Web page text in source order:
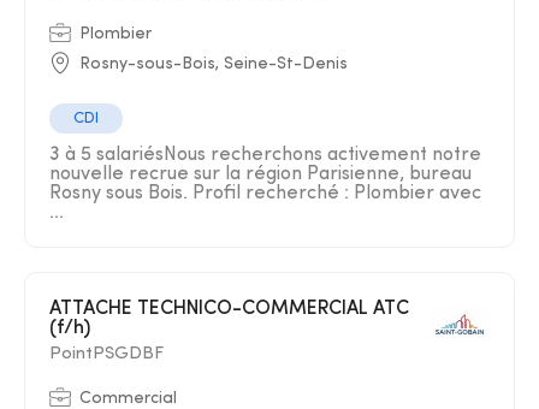
Plombier
Rosny-sous-Bois, Seine-St-Denis
CDI
3 à 5 salariésNous recherchons activement notre
nouvelle recrue sur la région Parisienne, bureau
Rosny sous Bois. Profil recherché : Plombier avec
...
ATTACHE TECHNICO-COMMERCIAL ATC
(f/h)
PointPSGDBF
Commercial